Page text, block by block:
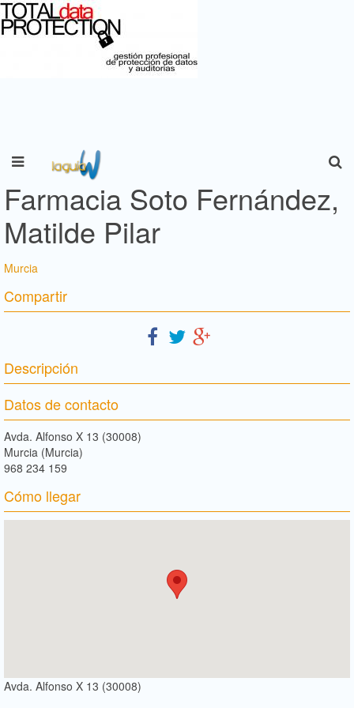
Farmacia Soto Fernández,
Matilde Pilar
Murcia
Compartir
Descripción
Datos de contacto
Avda. Alfonso X 13 (30008)
Murcia (Murcia)
968 234 159
Cómo llegar
Avda. Alfonso X 13 (30008)